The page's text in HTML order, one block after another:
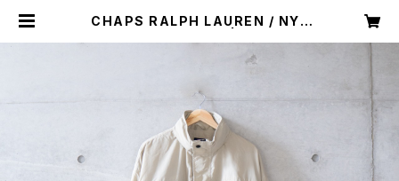
CHAPS RALPH LAUREN / NYL